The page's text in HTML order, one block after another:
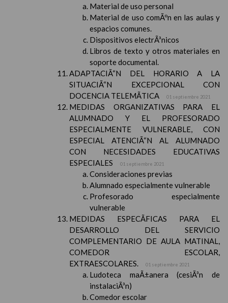
Material de uso personal
Material de uso comÃºn en las aulas y
espacios comunes.
Dispositivos electrÃ³nicos
Libros de texto y otros materiales en
soporte documental.
ADAPTACIÃ“N DEL HORARIO A LA
SITUACIÃ“N EXCEPCIONAL CON
DOCENCIA TELEMÃTICA
01 septiembre 2021
MEDIDAS ORGANIZATIVAS PARA EL
ALUMNADO Y EL PROFESORADO
ESPECIALMENTE VULNERABLE, CON
ESPECIAL ATENCIÃ“N AL ALUMNADO
CON NECESIDADES EDUCATIVAS
ESPECIALES
01 septiembre 2021
Consideraciones previas
Alumnado especialmente vulnerable
Profesorado especialmente
vulnerable
MEDIDAS ESPECÃFICAS PARA EL
DESARROLLO DEL SERVICIO
COMPLEMENTARIO DE AULA MATINAL,
COMEDOR ESCOLAR,
EXTRAESCOLARES.
01 septiembre 2021
Ludoteca maÃ±anera (cesiÃ³n de
instalaciÃ³n)
Comedor escolar